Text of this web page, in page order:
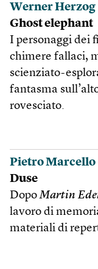
Werner Herzog
Ghost elephant
I personaggi dei
chimere fallaci,
scienziato-
fantasma
rovesciato.
Pietro Marcello
Duse
DopoMartin
lavoro di
materiali di